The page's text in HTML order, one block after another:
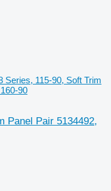
Series, 115-90, Soft Trim
90
Panel Pair 5134492,